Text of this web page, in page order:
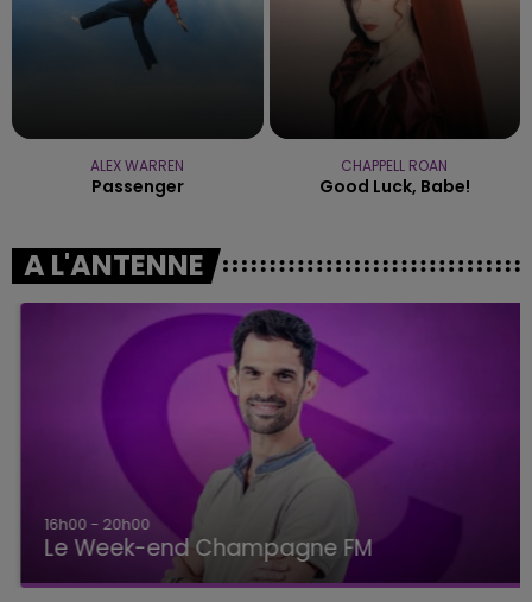
ALEX WARREN
Passenger
CHAPPELL ROAN
Good Luck, Babe!
A L'ANTENNE
16h00 - 20h00
Le Week-end Champagne FM